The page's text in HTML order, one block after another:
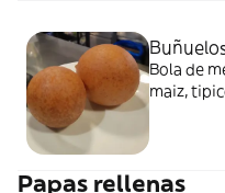
Bola de
maiz,
Papas rellenas